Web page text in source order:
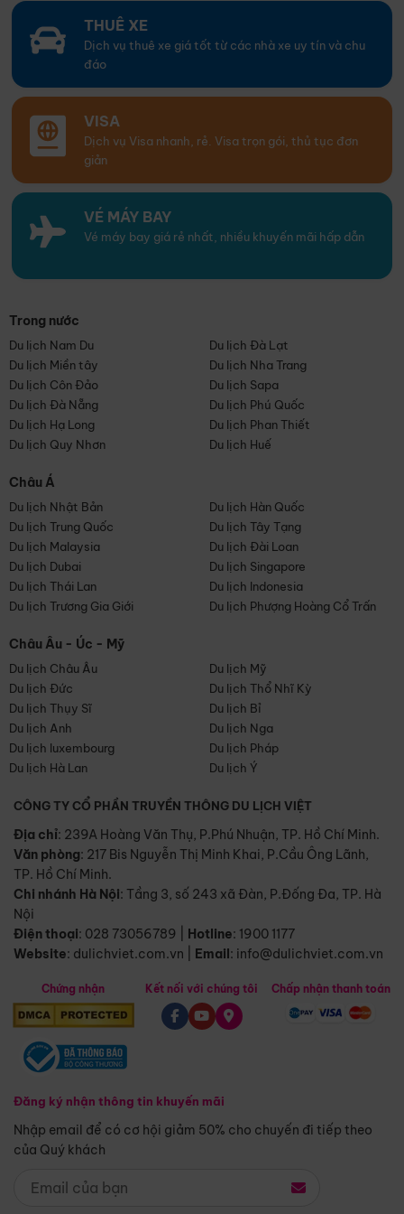
THUÊ XE
Dịch vụ thuê xe giá tốt từ các nhà xe uy tín và chu
đáo
VISA
Dịch vụ Visa nhanh, rẻ. Visa trọn gói, thủ tục đơn
giản
VÉ MÁY BAY
Vé máy bay giá rẻ nhất, nhiều khuyến mãi hấp dẫn
Trong nước
Du lịch Nam Du
Du lịch Đà Lạt
Du lịch Miền tây
Du lịch Nha Trang
Du lịch Côn Đảo
Du lịch Sapa
Du lịch Đà Nẵng
Du lịch Phú Quốc
Du lịch Hạ Long
Du lịch Phan Thiết
Du lịch Quy Nhơn
Du lịch Huế
Châu Á
Du lịch Nhật Bản
Du lịch Hàn Quốc
Du lịch Trung Quốc
Du lịch Tây Tạng
Du lịch Malaysia
Du lịch Đài Loan
Du lịch Dubai
Du lịch Singapore
Du lịch Thái Lan
Du lịch Indonesia
Du lịch Trương Gia Giới
Du lịch Phượng Hoàng Cổ Trấn
Châu Âu - Úc - Mỹ
Du lịch Châu Âu
Du lịch Mỹ
Du lịch Đức
Du lịch Thổ Nhĩ Kỳ
Du lịch Thụy Sĩ
Du lịch Bỉ
Du lịch Anh
Du lịch Nga
Du lịch luxembourg
Du lịch Pháp
Du lịch Hà Lan
Du lịch Ý
CÔNG TY CỔ PHẦN TRUYỀN THÔNG DU LỊCH VIỆT
Địa chỉ: 239A Hoàng Văn Thụ, P.Phú Nhuận, TP. Hồ Chí Minh.
Văn phòng: 217 Bis Nguyễn Thị Minh Khai, P.Cầu Ông Lãnh,
TP. Hồ Chí Minh.
Chi nhánh Hà Nội: Tầng 3, số 243 xã Đàn, P.Đống Đa, TP. Hà
Nội
Điện thoại: 028 73056789 Hotline: 1900 1177
Website: dulichviet.com.vn Email: info@dulichviet.com.vn
Chứng nhận
Đăng ký nhận thông tin khuyến mãi
Nhập email để có cơ hội giảm 50% cho chuyến đi tiếp theo
của Quý khách
Kết nối với chúng tôi Chấp nhận thanh toán